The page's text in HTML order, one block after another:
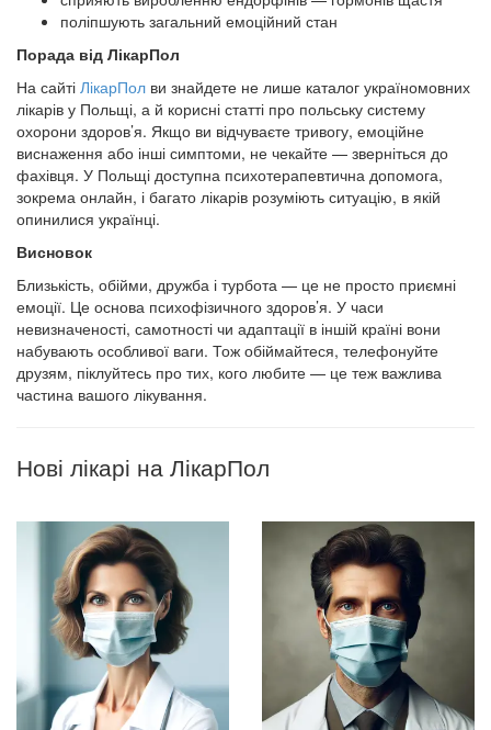
поліпшують загальний емоційний стан
Порада від ЛікарПол
На сайті ЛікарПол ви знайдете не лише каталог україномовних
лікарів у Польщі, а й корисні статті про польську систему
охорони здоров’я. Якщо ви відчуваєте тривогу, емоційне
виснаження або інші симптоми, не чекайте — зверніться до
фахівця. У Польщі доступна психотерапевтична допомога,
зокрема онлайн, і багато лікарів розуміють ситуацію, в якій
опинилися українці.
Висновок
Близькість, обійми, дружба і турбота — це не просто приємні
емоції. Це основа психофізичного здоров’я. У часи
невизначеності, самотності чи адаптації в іншій країні вони
набувають особливої ваги. Тож обіймайтеся, телефонуйте
друзям, піклуйтесь про тих, кого любите — це теж важлива
частина вашого лікування.
Нові лікарі на ЛікарПол